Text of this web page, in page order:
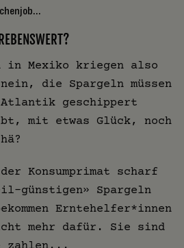
in Mexiko kriegen also
die Spargeln müssen
geschippert
mit etwas Glück, noch
Konsumprimat scharf
günstigen» Spargeln
Erntehelfer*innen
mehr dafür. Sie sind
zahlen...